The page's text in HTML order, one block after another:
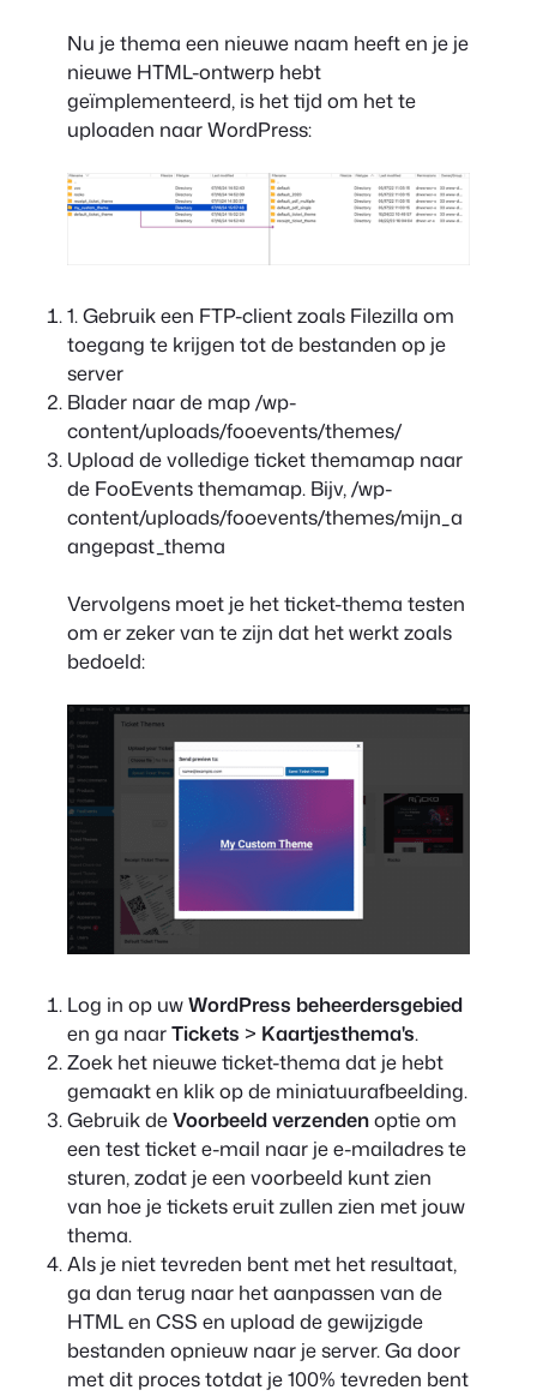
Nu je thema een nieuwe naam heeft en je je
nieuwe HTML-ontwerp hebt
geïmplementeerd, is het tijd om het te
uploaden naar WordPress:
1. Gebruik een FTP-client zoals Filezilla om
toegang te krijgen tot de bestanden op je
server
Blader naar de map/wp-
content/uploads/fooevents/themes/
Upload de volledige ticket themamap naar
de FooEvents themamap. Bijv,/wp-
content/uploads/fooevents/themes/mijn_a
angepast_thema
Vervolgens moet je het ticket-thema testen
om er zeker van te zijn dat het werkt zoals
bedoeld:
Log in op uwWordPress beheerdersgebied
en ga naarTickets > Kaartjesthema's.
Zoek het nieuwe ticket-thema dat je hebt
gemaakt en klik op de miniatuurafbeelding.
Gebruik deVoorbeeld verzendenoptie om
een test ticket e-mail naar je e-mailadres te
sturen, zodat je een voorbeeld kunt zien
van hoe je tickets eruit zullen zien met jouw
thema.
Als je niet tevreden bent met het resultaat,
ga dan terug naar het aanpassen van de
HTML en CSS en upload de gewijzigde
bestanden opnieuw naar je server. Ga door
met dit proces totdat je 100% tevreden bent